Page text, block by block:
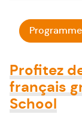
Profitez
français
School